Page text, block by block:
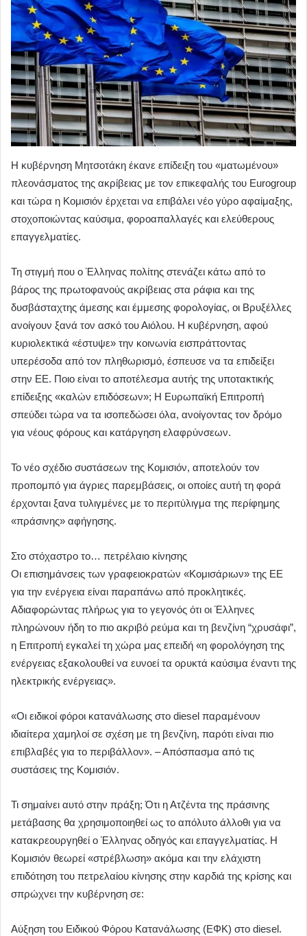
Η κυβέρνηση Μητσοτάκη έκανε επίδειξη του «ματωμένου»
πλεονάσματος της ακρίβειας με τον επικεφαλής του Eurogroup
και τώρα η Κομισιόν έρχεται να επιβάλει νέο γύρο αφαίμαξης,
στοχοποιώντας καύσιμα, φοροαπαλλαγές και ελεύθερους
επαγγελματίες.
Τη στιγμή που ο Έλληνας πολίτης στενάζει κάτω από το
βάρος της πρωτοφανούς ακρίβειας στα ράφια και της
δυσβάσταχτης άμεσης και έμμεσης φορολογίας, οι Βρυξέλλες
ανοίγουν ξανά τον ασκό του Αιόλου. Η κυβέρνηση, αφού
κυριολεκτικά «έστυψε» την κοινωνία εισπράττοντας
υπερέσοδα από τον πληθωρισμό, έσπευσε να τα επιδείξει
στην ΕΕ. Ποιο είναι το αποτέλεσμα αυτής της υποτακτικής
επίδειξης «καλών επιδόσεων»; Η Ευρωπαϊκή Επιτροπή
σπεύδει τώρα να τα ισοπεδώσει όλα, ανοίγοντας τον δρόμο
για νέους φόρους και κατάργηση ελαφρύνσεων.
Το νέο σχέδιο συστάσεων της Κομισιόν, αποτελούν τον
προπομπό για άγριες παρεμβάσεις, οι οποίες αυτή τη φορά
έρχονται ξανα τυλιγμένες με το περιτύλιγμα της περίφημης
«πράσινης» αφήγησης.
Στο στόχαστρο το… πετρέλαιο κίνησης
Οι επισημάνσεις των γραφειοκρατών «Κομισάριων» της ΕΕ
για την ενέργεια είναι παραπάνω από προκλητικές.
Αδιαφορώντας πλήρως για το γεγονός ότι οι Έλληνες
πληρώνουν ήδη το πιο ακριβό ρεύμα και τη βενζίνη “χρυσάφι”,
η Επιτροπή εγκαλεί τη χώρα μας επειδή «η φορολόγηση της
ενέργειας εξακολουθεί να ευνοεί τα ορυκτά καύσιμα έναντι της
ηλεκτρικής ενέργειας».
«Οι ειδικοί φόροι κατανάλωσης στο diesel παραμένουν
ιδιαίτερα χαμηλοί σε σχέση με τη βενζίνη, παρότι είναι πιο
επιβλαβές για το περιβάλλον». – Απόσπασμα από τις
συστάσεις της Κομισιόν.
Τι σημαίνει αυτό στην πράξη; Ότι η Ατζέντα της πράσινης
μετάβασης θα χρησιμοποιηθεί ως το απόλυτο άλλοθι για να
κατακρεουργηθεί ο Έλληνας οδηγός και επαγγελματίας. Η
Κομισιόν θεωρεί «στρέβλωση» ακόμα και την ελάχιστη
επιδότηση του πετρελαίου κίνησης στην καρδιά της κρίσης και
σπρώχνει την κυβέρνηση σε:
Αύξηση του Ειδικού Φόρου Κατανάλωσης (ΕΦΚ) στο diesel.